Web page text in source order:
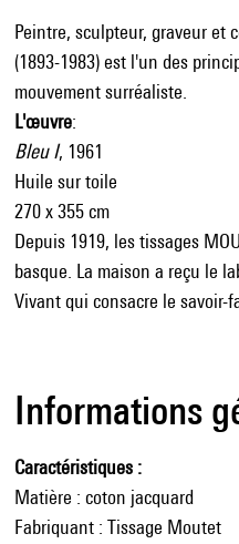
Peintre, sculpteur, graveur et
(1893-1983) est l'un des
mouvement surréaliste.
L'œuvre:
Bleu I, 1961
Huile sur toile
270 x 355 cm
Depuis 1919, les tissages
basque. La maison a reçu le
Vivant qui consacre le savoir-
Informations
Caractéristiques
Matière : coton jacquard
Fabriquant : Tissage Moutet